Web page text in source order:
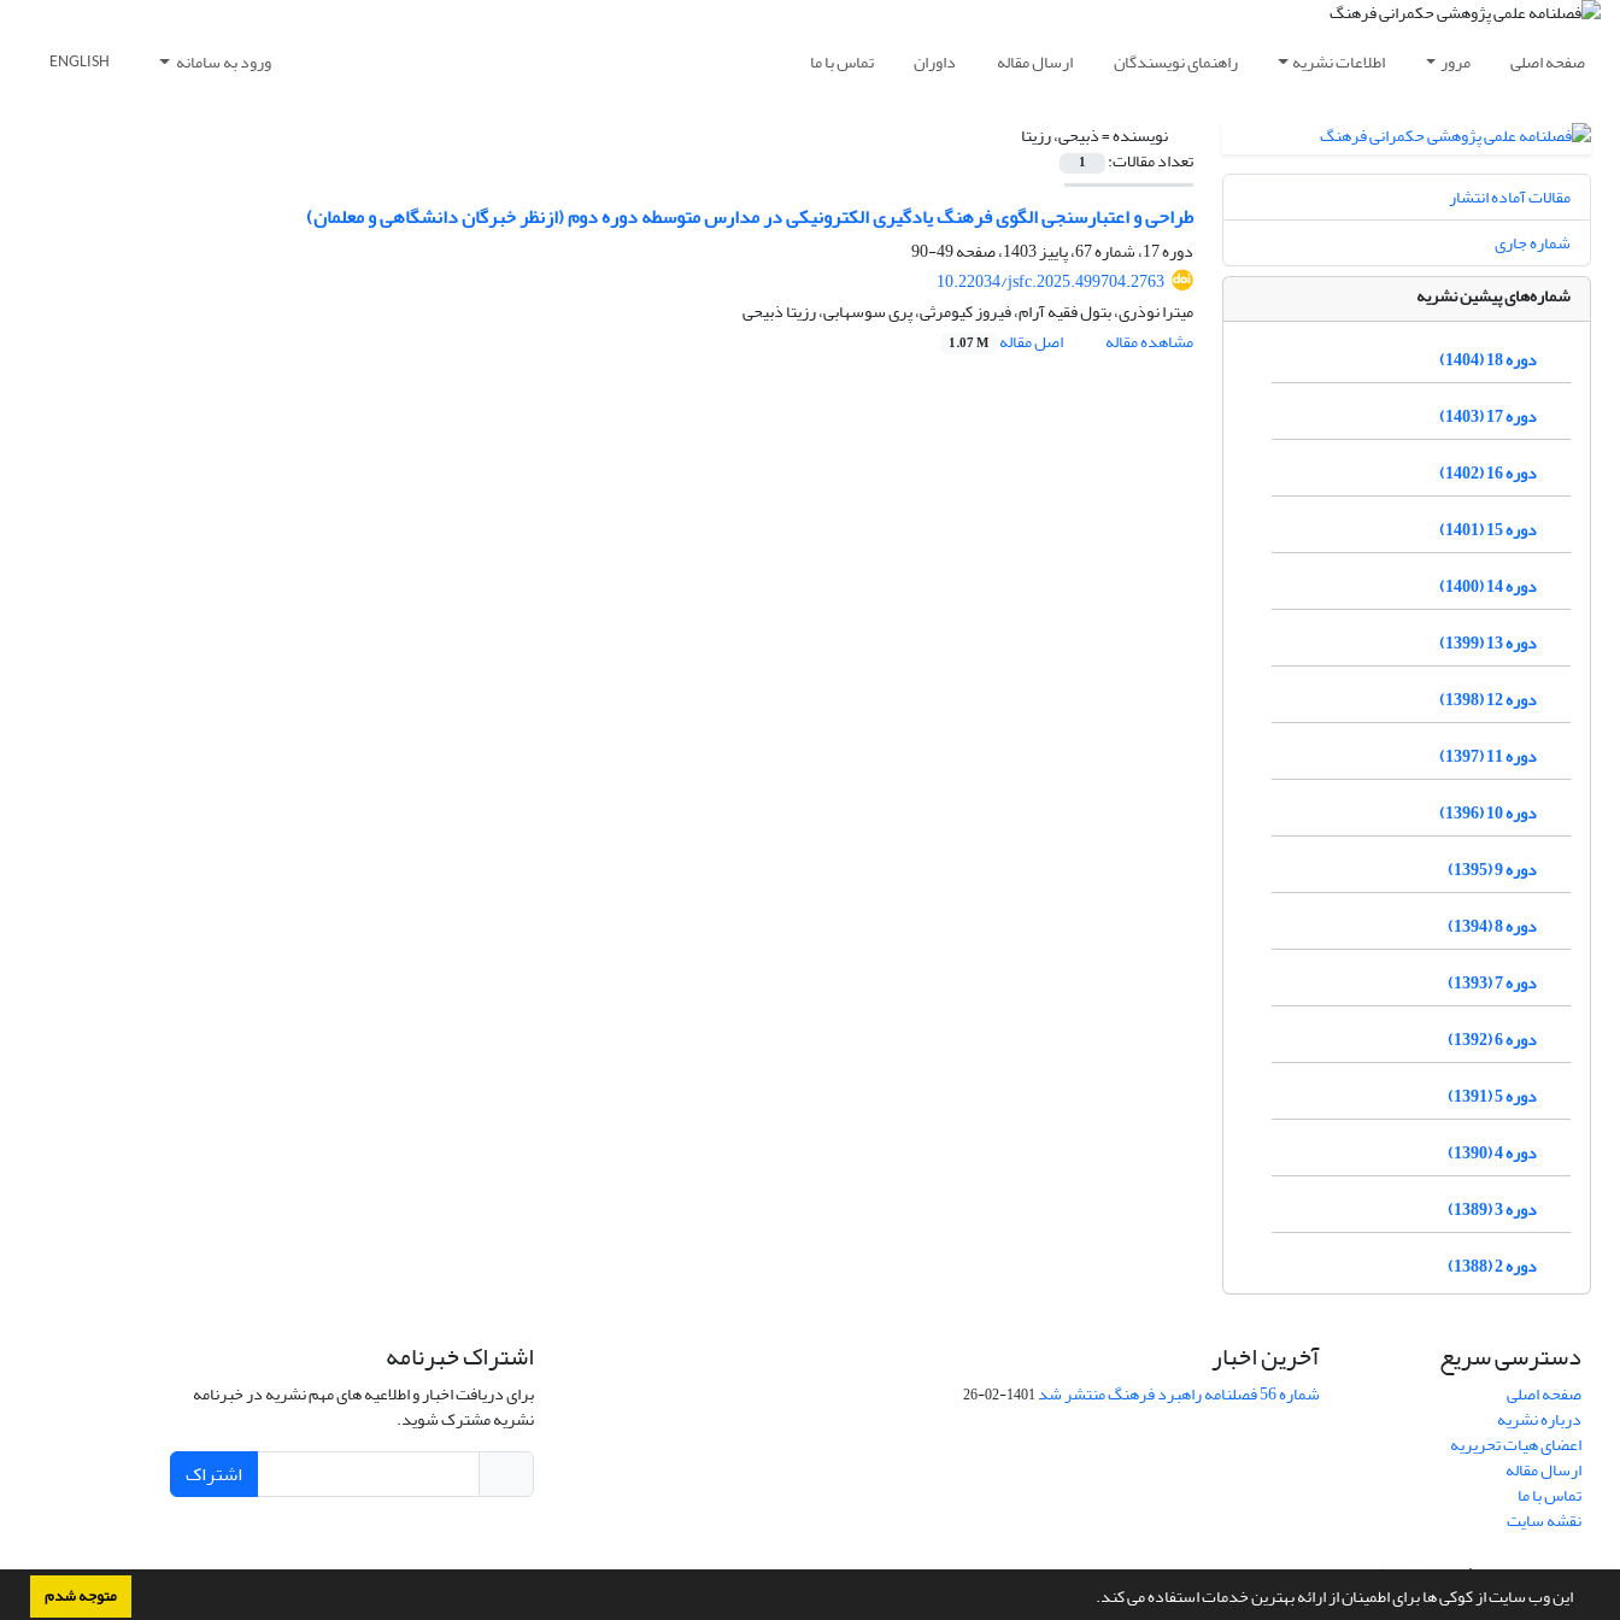
این وب سایت از کوکی ها برای اطمینان از ارائه بهترین خدمات استفاده می کند. متوجه شدم
صفحه اصلی مرور اطلاعات نشریه راهنمای نویسندگان ارسال مقاله داوران تماس با ما ورود به سامانه ENGLISH
نویسنده =ذبیحی، رزیتا
تعداد مقالات: 1
طراحی و اعتبارسنجی الگوی فرهنگ یادگیری الکترونیکی در مدارس متوسطه دوره دوم (ازنظر خبرگان دانشگاهی و معلمان)
دوره 17، شماره 67، پاییز 1403، صفحه
49-90
10.22034/jsfc.2025.499704.2763
میترا نوذری، بتول فقیه آرام، فیروز کیومرثی، پری سوسهابی، رزیتا ذبیحی
مشاهده مقاله
اصل مقاله 1.07 M
مقالات آماده انتشار
شماره جاری
شماره‌های پیشین نشریه
دوره 18 (1404)
دوره 17 (1403)
دوره 16 (1402)
دوره 15 (1401)
دوره 14 (1400)
دوره 13 (1399)
دوره 12 (1398)
دوره 11 (1397)
دوره 10 (1396)
دوره 9 (1395)
دوره 8 (1394)
دوره 7 (1393)
دوره 6 (1392)
دوره 5 (1391)
دوره 4 (1390)
دوره 3 (1389)
دوره 2 (1388)
دسترسی سریع
صفحه اصلی
درباره نشریه
اعضای هیات تحریریه
ارسال مقاله
تماس با ما
نقشه سایت
آخرین اخبار
شماره 56 فصلنامه راهبرد فرهنگ منتشر شد 1401-02-26
اشتراک خبرنامه
برای دریافت اخبار و اطلاعیه های مهم نشریه در خبرنامه
نشریه مشترک شوید.
اشتراک
سامانه مدیریت نشریات علمی.طراحی و پیاده سازی ازسیناوب